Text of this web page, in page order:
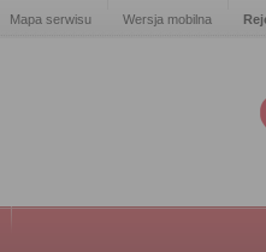
Mapa serwisu Wersja mobilna